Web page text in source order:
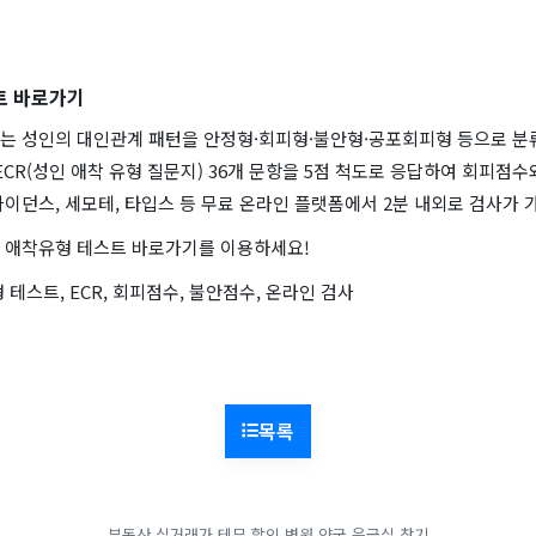
바로가기
성인의 대인관계 패턴을 안정형·회피형·불안형·공포회피형 등으로
성인 애착 유형 질문지) 36개 문항을 5점 척도로 응답하여 회피점수
던스, 세모테, 타입스 등 무료 온라인 플랫폼에서 2분 내외로 검사가
착유형 테스트 바로가기를 이용하세요!
테스트, ECR, 회피점수, 불안점수, 온라인 검사
목록